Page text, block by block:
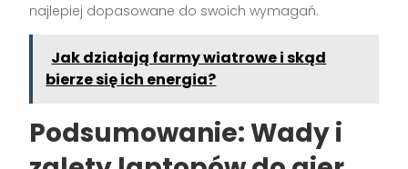
najlepiej dopasowane do swoich wymagań.
Jak działają farmy wiatrowe i skąd
bierze się ich energia?
Podsumowanie: Wady i